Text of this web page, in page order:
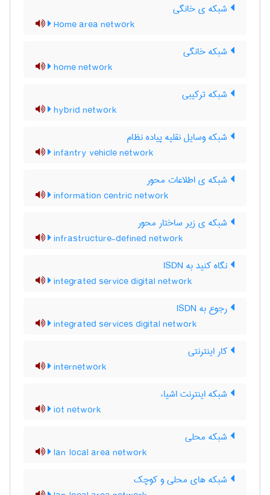
شبکه ی خانگی
Home area network
شبکه خانگی
home network
شبکه ترکیبی
hybrid network
شبکه وسایل نقلیه پیاده نظام
infantry vehicle network
شبکه ی اطلاعات محور
information centric network
شبکه ی زیر ساختار محور
infrastructure-defined network
نگاه کنید به ‎ ISDN
integrated service digital network
رجوع به ISDN
integrated services digital network
کار اینترنتی
internetwork
شبکه اینترنت اشیاء
iot network
شبکه محلی
lan local area network
شبکه های محلی و کوچک